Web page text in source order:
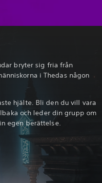
bryter sig fria från
i Thedas någon
hjälte. Bli den du vill vara
och leder din grupp om
egen berättelse.